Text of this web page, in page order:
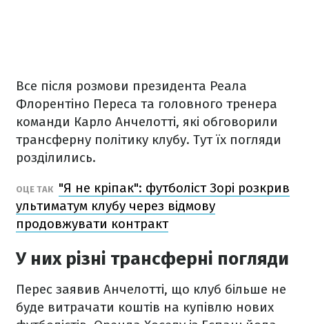
Все після розмови президента Реала
Флорентіно Переса та головного тренера
команди Карло Анчелотті, які обговорили
трансферну політику клубу. Тут їх погляди
розділились.
ОЦЕ ТАК "Я не кріпак": футболіст Зорі розкрив
ультиматум клубу через відмову
продовжувати контракт
У них різні трансферні погляди
Перес заявив Анчелотті, що клуб більше не
буде витрачати коштів на купівлю нових